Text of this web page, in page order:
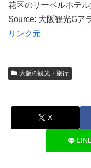
花区のリーベルホテ
Source: 大阪観光Gア
リンク元
大阪の観光・旅行
X